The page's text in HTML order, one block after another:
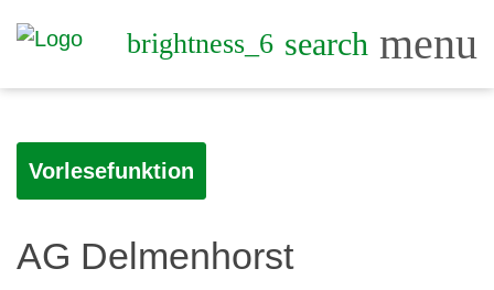
brightness_6 search menu
Vorlesefunktion
AG Delmenhorst